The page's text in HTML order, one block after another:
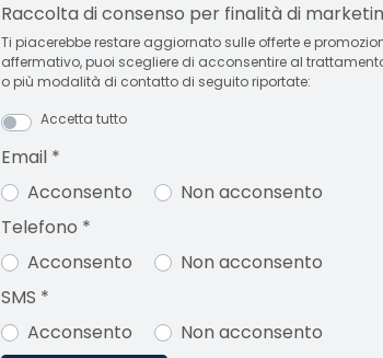
Raccolta di consenso per finalità di
Ti piacerebbe restare aggiornato sulle offerte e promozioni
affermativo, puoi scegliere di acconsentire al
o più modalità di contatto di seguito riportate:
Accetta tutto
Email *
Acconsento
Non acconsento
Telefono *
Acconsento
Non acconsento
SMS *
Acconsento
Non acconsento